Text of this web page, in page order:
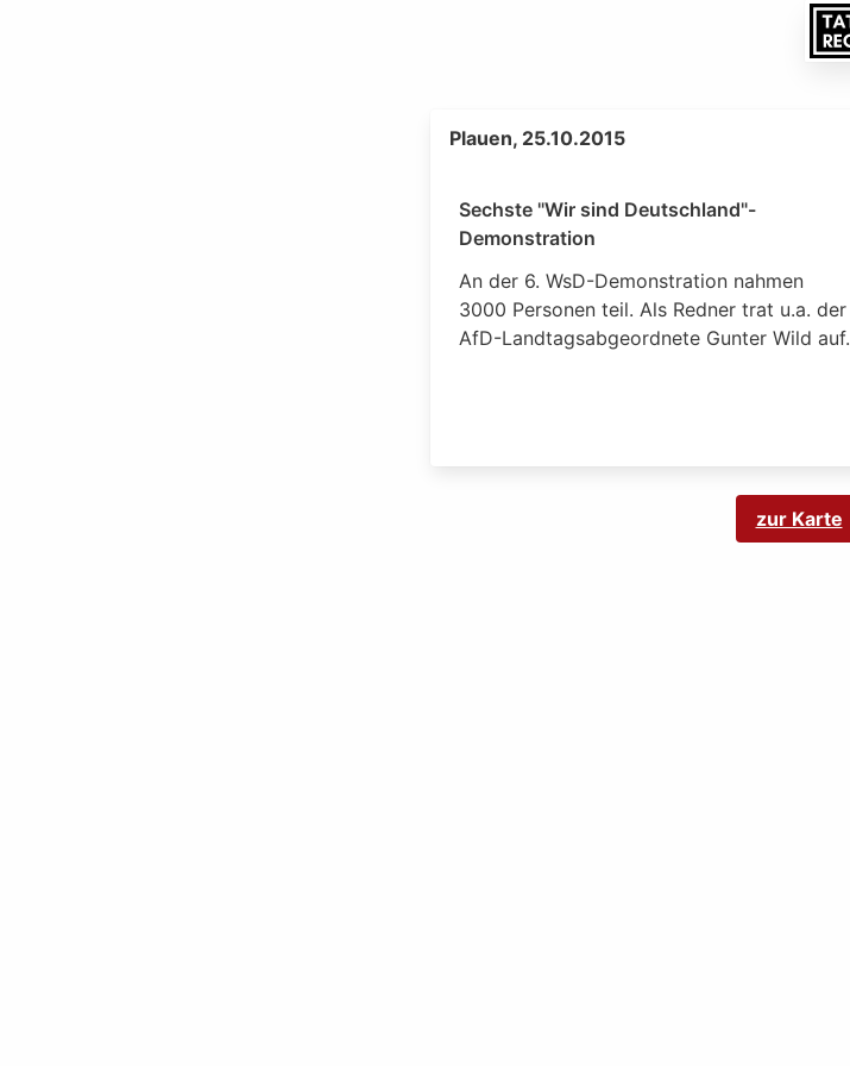
Plauen, 25.10.2015
Sechste "Wir sind Deutschland"-
Demonstration
An der 6. WsD-Demonstration nahmen
3000 Personen teil. Als Redner trat u.a. der
AfD-Landtagsabgeordnete Gunter Wild auf.
zur Karte